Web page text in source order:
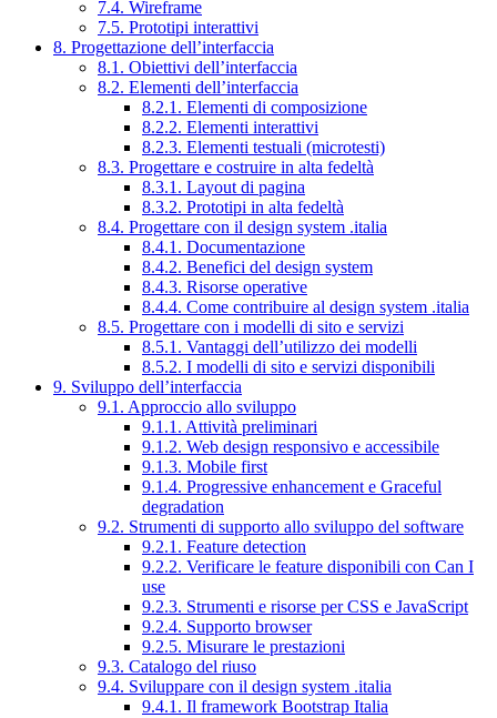
7.4. Wireframe
7.5. Prototipi interattivi
8. Progettazione dell’interfaccia
8.1. Obiettivi dell’interfaccia
8.2. Elementi dell’interfaccia
8.2.1. Elementi di composizione
8.2.2. Elementi interattivi
8.2.3. Elementi testuali (microtesti)
8.3. Progettare e costruire in alta fedeltà
8.3.1. Layout di pagina
8.3.2. Prototipi in alta fedeltà
8.4. Progettare con il design system .italia
8.4.1. Documentazione
8.4.2. Benefici del design system
8.4.3. Risorse operative
8.4.4. Come contribuire al design system .italia
8.5. Progettare con i modelli di sito e servizi
8.5.1. Vantaggi dell’utilizzo dei modelli
8.5.2. I modelli di sito e servizi disponibili
9. Sviluppo dell’interfaccia
9.1. Approccio allo sviluppo
9.1.1. Attività preliminari
9.1.2. Web design responsivo e accessibile
9.1.3. Mobile first
9.1.4. Progressive enhancement e Graceful
degradation
9.2. Strumenti di supporto allo sviluppo del software
9.2.1. Feature detection
9.2.2. Verificare le feature disponibili con Can I
use
9.2.3. Strumenti e risorse per CSS e JavaScript
9.2.4. Supporto browser
9.2.5. Misurare le prestazioni
9.3. Catalogo del riuso
9.4. Sviluppare con il design system .italia
9.4.1. Il framework Bootstrap Italia